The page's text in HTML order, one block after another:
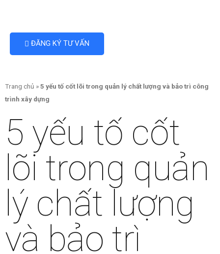
ĐĂNG KÝ TƯ VẤN
Trang chủ »5 yếu tố cốt lõi trong quản lý chất lượng và bảo trì công
trình xây dựng
5 yếu tố cốt
lõi trong quản
lý chất lượng
và bảo trì